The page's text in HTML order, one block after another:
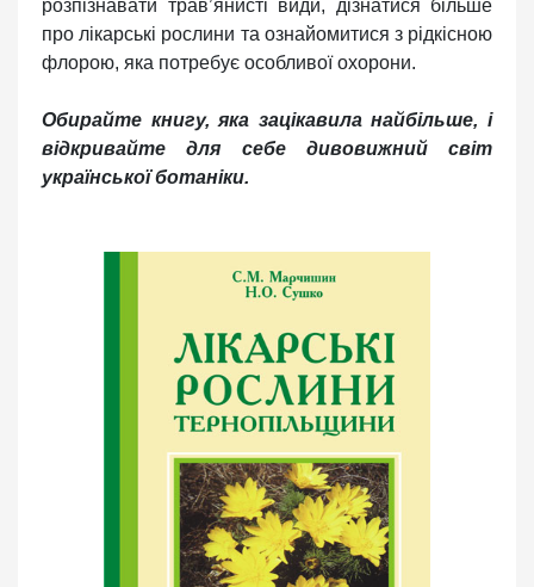
розпізнавати трав’янисті види, дізнатися більше
про лікарські рослини та ознайомитися з рідкісною
флорою, яка потребує особливої охорони.
Обирайте книгу, яка зацікавила найбільше, і
відкривайте для себе дивовижний світ
української ботаніки.